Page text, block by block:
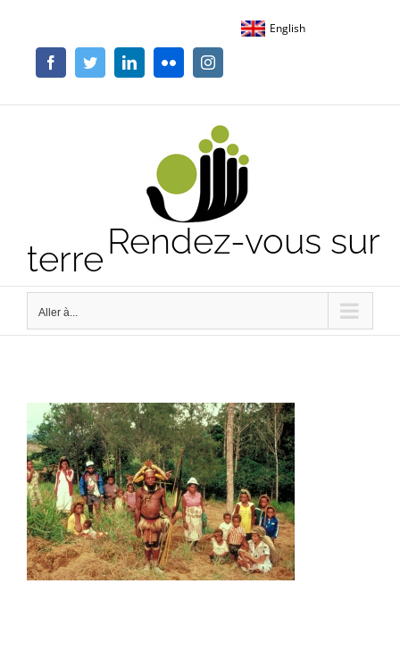
contenu
English
FacebookTwitterLinkedInFlickr Instagram
Rendez-vous sur
terre
Aller à...